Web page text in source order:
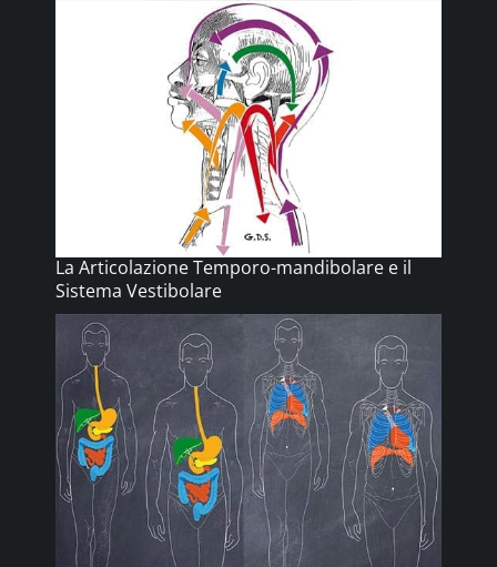
La Articolazione Temporo-mandibolare e il
Sistema Vestibolare